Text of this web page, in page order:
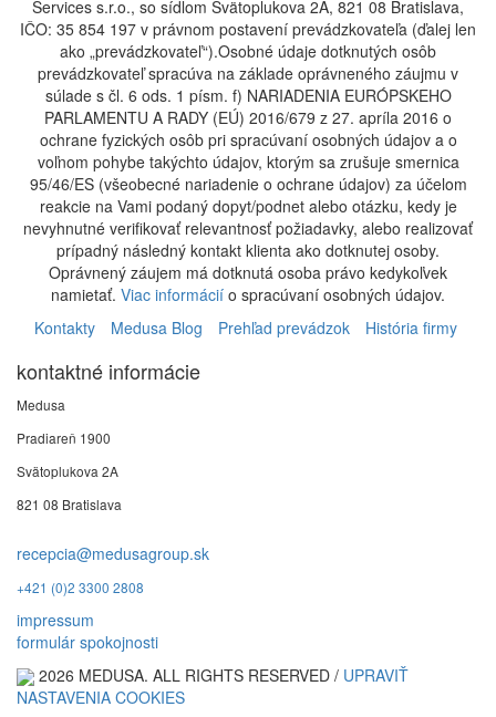
Services s.r.o., so sídlom Svätoplukova 2A, 821 08 Bratislava,
IČO: 35 854 197 v právnom postavení prevádzkovateľa (ďalej len
ako „prevádzkovateľ“).Osobné údaje dotknutých osôb
prevádzkovateľ spracúva na základe oprávneného záujmu v
súlade s čl. 6 ods. 1 písm. f) NARIADENIA EURÓPSKEHO
PARLAMENTU A RADY (EÚ) 2016/679 z 27. apríla 2016 o
ochrane fyzických osôb pri spracúvaní osobných údajov a o
voľnom pohybe takýchto údajov, ktorým sa zrušuje smernica
95/46/ES (všeobecné nariadenie o ochrane údajov) za účelom
reakcie na Vami podaný dopyt/podnet alebo otázku, kedy je
nevyhnutné verifikovať relevantnosť požiadavky, alebo realizovať
prípadný následný kontakt klienta ako dotknutej osoby.
Oprávnený záujem má dotknutá osoba právo kedykoľvek
namietať. Viac informácií o spracúvaní osobných údajov.
Kontakty
Medusa Blog Prehľad prevádzok História firmy
kontaktné informácie
Medusa
Pradiareň 1900
Svätoplukova 2A
821 08 Bratislava
recepcia@medusagroup.sk
+421 (0)2 3300 2808
impressum
formulár spokojnosti
2026 MEDUSA. ALL RIGHTS RESERVED / UPRAVIŤ
NASTAVENIA COOKIES